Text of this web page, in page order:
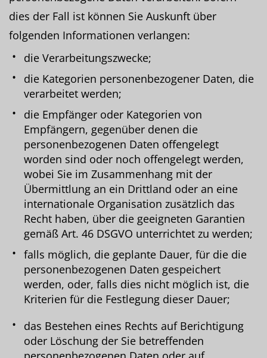
dies der Fall ist können Sie Auskunft über
folgenden Informationen verlangen:
die Verarbeitungszwecke;
die Kategorien personenbezogener Daten, die
verarbeitet werden;
die Empfänger oder Kategorien von
Empfängern, gegenüber denen die
personenbezogenen Daten offengelegt
worden sind oder noch offengelegt werden,
wobei Sie im Zusammenhang mit der
Übermittlung an ein Drittland oder an eine
internationale Organisation zusätzlich das
Recht haben, über die geeigneten Garantien
gemäß Art. 46 DSGVO unterrichtet zu werden;
falls möglich, die geplante Dauer, für die die
personenbezogenen Daten gespeichert
werden, oder, falls dies nicht möglich ist, die
Kriterien für die Festlegung dieser Dauer;
das Bestehen eines Rechts auf Berichtigung
oder Löschung der Sie betreffenden